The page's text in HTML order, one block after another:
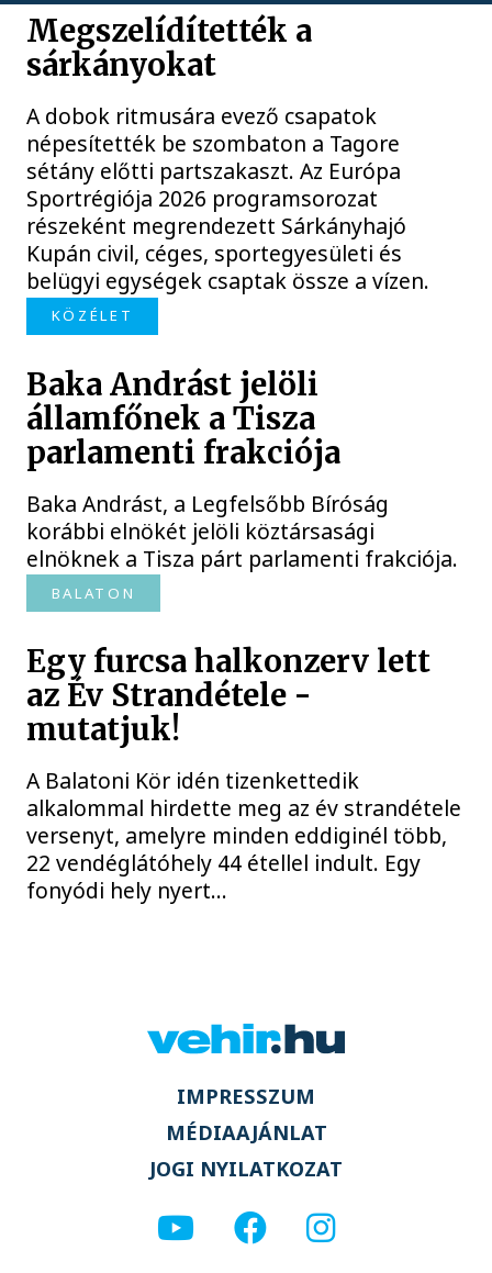
Megszelídítették a
sárkányokat
A dobok ritmusára evező csapatok
népesítették be szombaton a Tagore
sétány előtti partszakaszt. Az Európa
Sportrégiója 2026 programsorozat
részeként megrendezett Sárkányhajó
Kupán civil, céges, sportegyesületi és
belügyi egységek csaptak össze a vízen.
KÖZÉLET
Baka Andrást jelöli
államfőnek a Tisza
parlamenti frakciója
Baka Andrást, a Legfelsőbb Bíróság
korábbi elnökét jelöli köztársasági
elnöknek a Tisza párt parlamenti frakciója.
BALATON
Egy furcsa halkonzerv lett
az Év Strandétele -
mutatjuk!
A Balatoni Kör idén tizenkettedik
alkalommal hirdette meg az év strandétele
versenyt, amelyre minden eddiginél több,
22 vendéglátóhely 44 étellel indult. Egy
fonyódi hely nyert...
IMPRESSZUM
MÉDIAAJÁNLAT
JOGI NYILATKOZAT